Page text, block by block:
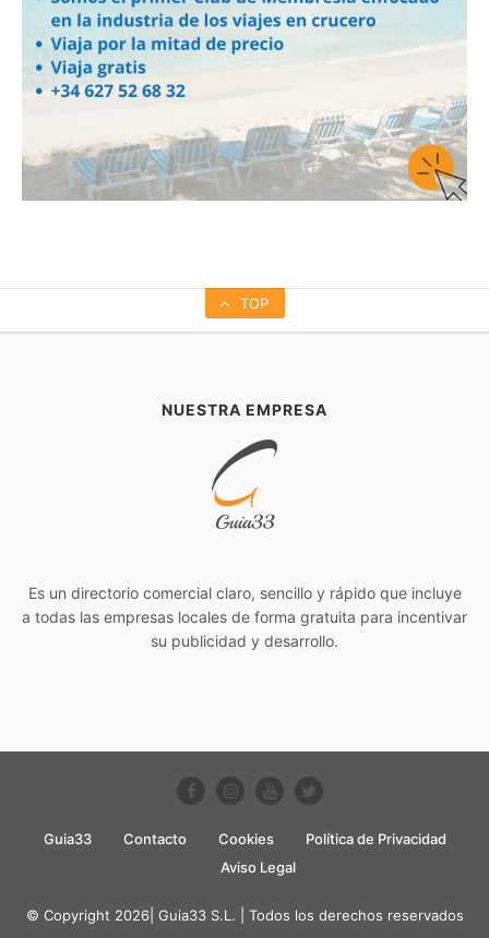
TOP
NUESTRA EMPRESA
Es un directorio comercial claro, sencillo y rápido que incluye
a todas las empresas locales de forma gratuita para incentivar
su publicidad y desarrollo.
Guia33 Contacto Cookies
Política de Privacidad
Aviso Legal
© Copyright 2026| Guia33 S.L. | Todos los derechos reservados